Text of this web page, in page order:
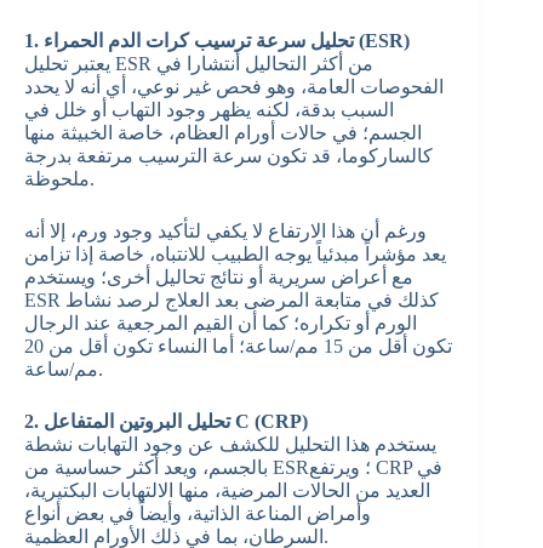
1. تحليل سرعة ترسيب كرات الدم الحمراء (ESR)
يعتبر تحليل ESR من أكثر التحاليل أنتشارا في
الفحوصات العامة، وهو فحص غير نوعي، أي أنه لا يحدد
السبب بدقة، لكنه يظهر وجود التهاب أو خلل في
الجسم؛ في حالات أورام العظام، خاصة الخبيثة منها
كالساركوما، قد تكون سرعة الترسيب مرتفعة بدرجة
ملحوظة.
ورغم أن هذا الارتفاع لا يكفي لتأكيد وجود ورم، إلا أنه
يعد مؤشراً مبدئياً يوجه الطبيب للانتباه، خاصة إذا تزامن
مع أعراض سريرية أو نتائج تحاليل أخرى؛ ويستخدم
ESR كذلك في متابعة المرضى بعد العلاج لرصد نشاط
الورم أو تكراره؛ كما أن القيم المرجعية عند الرجال
تكون أقل من 15 مم/ساعة؛ أما النساء تكون أقل من 20
مم/ساعة.
2. تحليل البروتين المتفاعل C (CRP)
يستخدم هذا التحليل للكشف عن وجود التهابات نشطة
بالجسم، ويعد أكثر حساسية من ESR؛ ويرتفع CRP في
العديد من الحالات المرضية، منها الالتهابات البكتيرية،
وأمراض المناعة الذاتية، وأيضاً في بعض أنواع
السرطان، بما في ذلك الأورام العظمية.